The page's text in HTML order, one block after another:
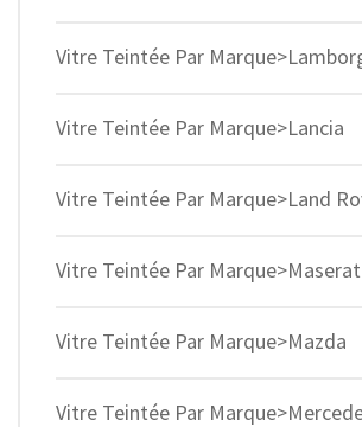
Vitre Teintée Par
Vitre Teintée Par Marque>Lancia
Vitre Teintée Par Marque>Land
Vitre Teintée Par
Vitre Teintée Par Marque>Mazda
Vitre Teintée Par